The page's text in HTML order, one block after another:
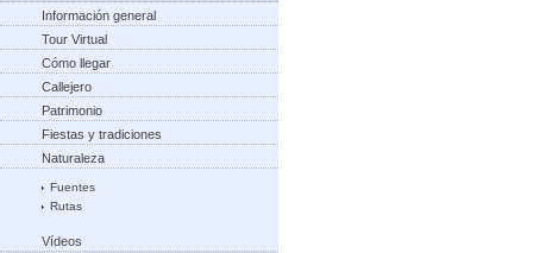
Información general
Tour Virtual
Cómo llegar
Callejero
Patrimonio
Fiestas y tradiciones
Naturaleza
Fuentes
Rutas
Vídeos